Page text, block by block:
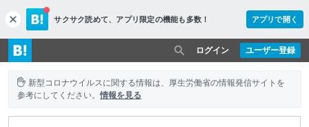
c
l
o
s
e
サクサク読めて、 アプリ限定の機能も多数！ アプリで開く
ユーザー登録
ログイン
新型コロナウイルスに関する情報は、厚生労働省の情報発信サイトを
参考にしてください。情報を見る